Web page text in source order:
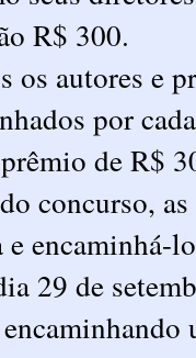
R$ 300.
os autores e
por
de R$
concurso,
e
29 de